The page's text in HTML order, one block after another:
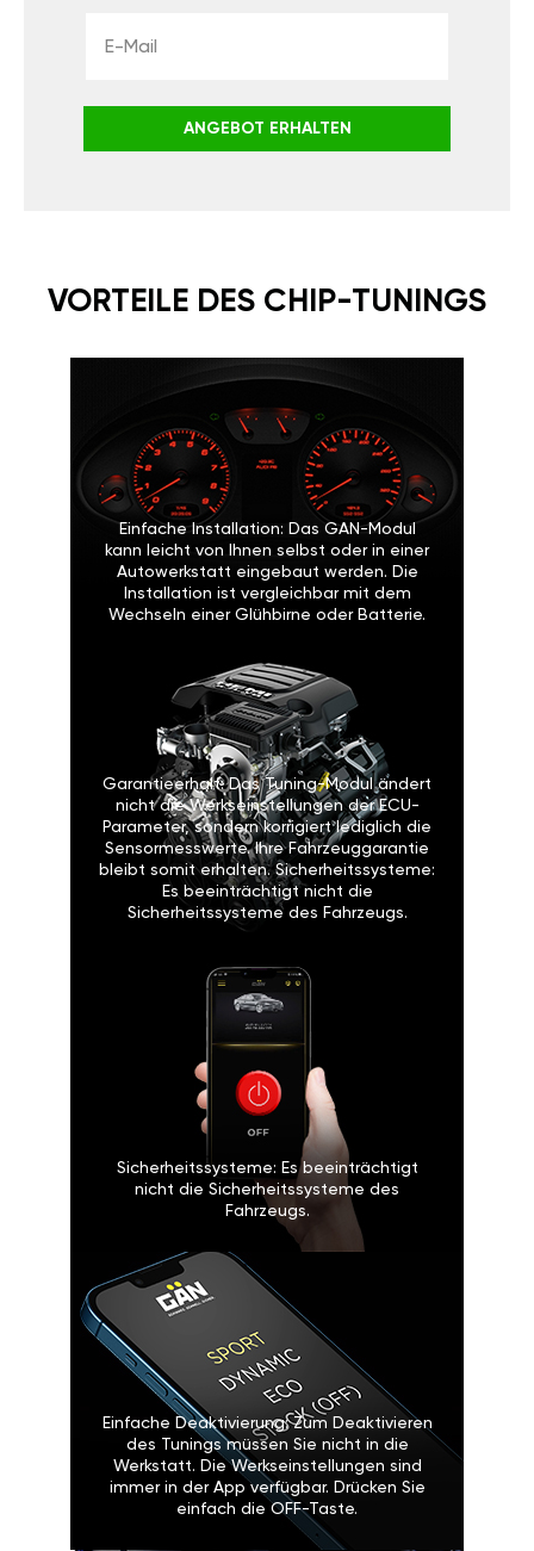
ANGEBOT ERHALTEN
VORTEILE DES CHIP-TUNINGS
Einfache Installation: Das GAN-Modul
kann leicht von Ihnen selbst oder in einer
Autowerkstatt eingebaut werden. Die
Installation ist vergleichbar mit dem
Wechseln einer Glühbirne oder Batterie.
Garantieerhalt: Das Tuning-Modul ändert
nicht die Werkseinstellungen der ECU-
Parameter, sondern korrigiert lediglich die
Sensormesswerte. Ihre Fahrzeuggarantie
bleibt somit erhalten. Sicherheitssysteme:
Es beeinträchtigt nicht die
Sicherheitssysteme des Fahrzeugs.
Sicherheitssysteme: Es beeinträchtigt
nicht die Sicherheitssysteme des
Fahrzeugs.
Einfache Deaktivierung: Zum Deaktivieren
des Tunings müssen Sie nicht in die
Werkstatt. Die Werkseinstellungen sind
immer in der App verfügbar. Drücken Sie
einfach die OFF-Taste.